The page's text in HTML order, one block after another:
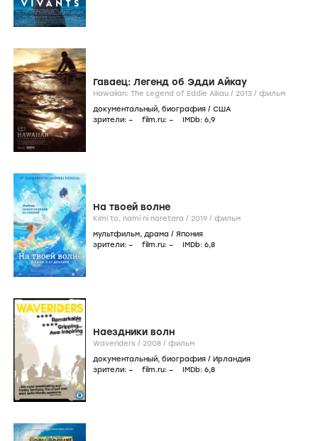
Гаваец: Легенд об Эдди Айкау
Hawaiian: The Legend of Eddie Aikau / 2013 / фильм
документальный, биография / США
зрители: – film.ru: – IMDb: 6,9
На твоей волне
Kimi to, nami ni noretara / 2019 / фильм
мультфильм, драма / Япония
зрители: – film.ru: – IMDb: 6,8
Наездники волн
Waveriders / 2008 / фильм
документальный, биография / Ирландия
зрители: – film.ru: – IMDb: 6,8